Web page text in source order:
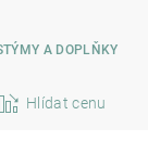
A DOPLŇKY
Hlídat cenu